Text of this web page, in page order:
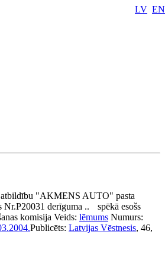
LV EN
atbildību "AKMENS AUTO" pasta
Nr.P20031 derīguma ..
spēkā esošs
komisija Veids: lēmums Numurs:
Publicēts: Latvijas Vēstnesis, 46,